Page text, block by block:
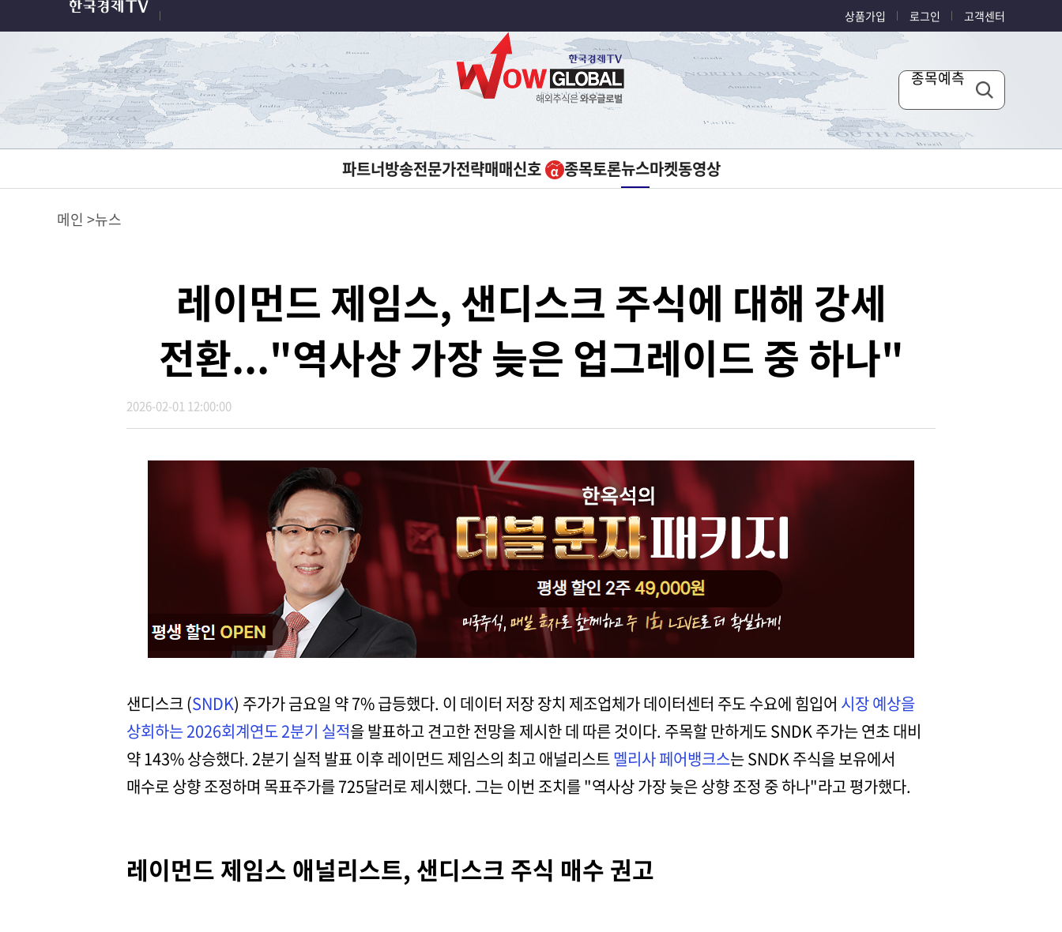
상품가입 로그인 고객센터
종목예측
파트너방송전문가전략매매신호 종목토론뉴스마켓동영상
메인 뉴스
레이먼드 제임스, 샌디스크 주식에 대해 강세
전환..."역사상 가장 늦은 업그레이드 중 하나"
2026-02-01 12:00:00
샌디스크 (SNDK) 주가가 금요일 약 7% 급등했다. 이 데이터 저장 장치 제조업체가 데이터센터 주도 수요에 힘입어 시장 예상을
상회하는 2026회계연도 2분기 실적을 발표하고 견고한 전망을 제시한 데 따른 것이다. 주목할 만하게도 SNDK 주가는 연초 대비
약 143% 상승했다. 2분기 실적 발표 이후 레이먼드 제임스의 최고 애널리스트멜리사 페어뱅크스는 SNDK 주식을 보유에서
매수로 상향 조정하며 목표주가를 725달러로 제시했다. 그는 이번 조치를 "역사상 가장 늦은 상향 조정 중 하나"라고 평가했다.
레이먼드 제임스 애널리스트, 샌디스크 주식 매수 권고